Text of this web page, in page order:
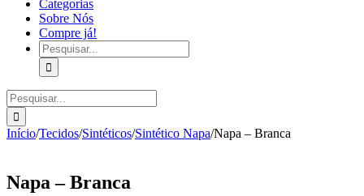
Categorias
Sobre Nós
Compre já!
Pesquisar
Pesquisar
Início/Tecidos/Sintéticos/Sintético Napa/Napa – Branca
Napa – Branca